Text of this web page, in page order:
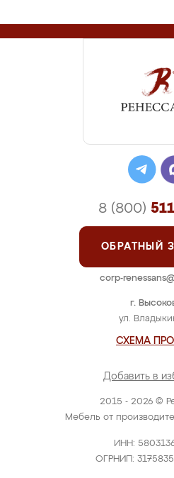
2015 - 2026 ©
Мебель от
ИНН:
ОГРНИП:
г.
ул.
СХЕМА
Добавить в
8 (800)
ОБРАТНЫЙ
corp-